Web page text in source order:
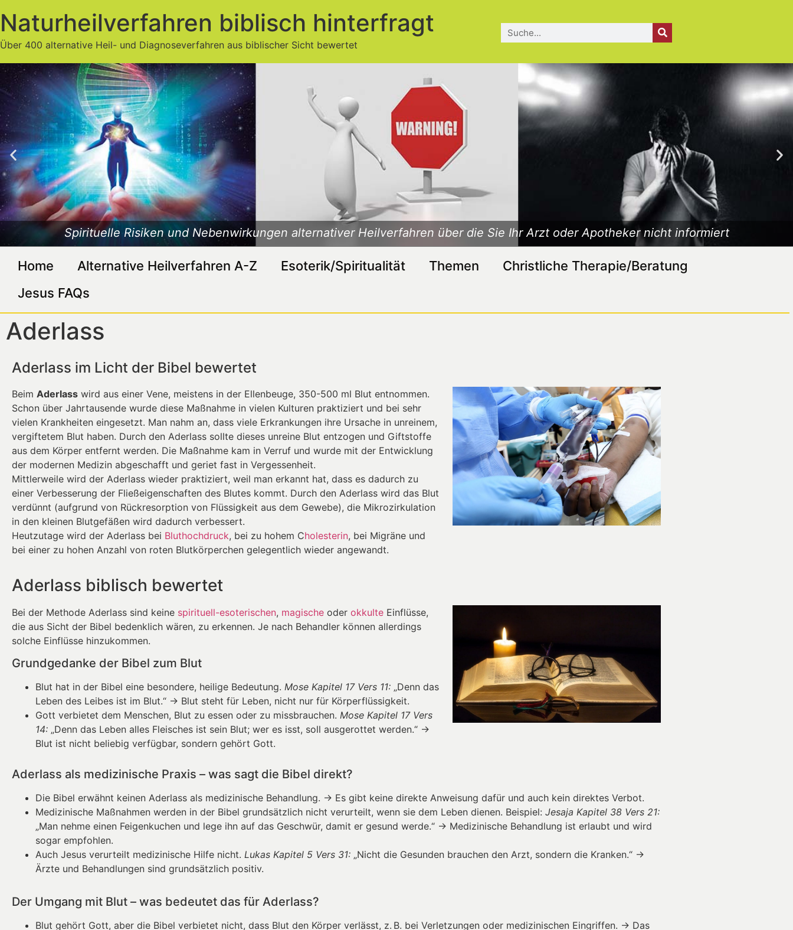
Naturheilverfahren biblisch hinterfragt
Über 400 alternative Heil- und Diagnoseverfahren aus biblischer Sicht bewertet
Spirituelle Risiken und Nebenwirkungen alternativer Heilverfahren über die Sie Ihr Arzt oder Apotheker nicht informiert
Home Alternative Heilverfahren A-Z Esoterik/Spiritualität Themen
Christliche Therapie/Beratung
Jesus FAQs
Aderlass
Aderlass im Licht der Bibel bewertet
Beim Aderlass wird aus einer Vene, meistens in der Ellenbeuge, 350-500 ml Blut entnommen.
Schon über Jahrtausende wurde diese Maßnahme in vielen Kulturen praktiziert und bei sehr
vielen Krankheiten eingesetzt. Man nahm an, dass viele Erkrankungen ihre Ursache in unreinem,
vergiftetem Blut haben. Durch den Aderlass sollte dieses unreine Blut entzogen und Giftstoffe
aus dem Körper entfernt werden. Die Maßnahme kam in Verruf und wurde mit der Entwicklung
der modernen Medizin abgeschafft und geriet fast in Vergessenheit.
Mittlerweile wird der Aderlass wieder praktiziert, weil man erkannt hat, dass es dadurch zu
einer Verbesserung der Fließeigenschaften des Blutes kommt. Durch den Aderlass wird das Blut
verdünnt (aufgrund von Rückresorption von Flüssigkeit aus dem Gewebe), die Mikrozirkulation
in den kleinen Blutgefäßen wird dadurch verbessert.
Heutzutage wird der Aderlass bei Bluthochdruck, bei zu hohem Cholesterin, bei Migräne und
bei einer zu hohen Anzahl von roten Blutkörperchen gelegentlich wieder angewandt.
Aderlass biblisch bewertet
Bei der Methode Aderlass sind keine spirituell-esoterischen, magische oder okkulte Einflüsse,
die aus Sicht der Bibel bedenklich wären, zu erkennen. Je nach Behandler können allerdings
solche Einflüsse hinzukommen.
Grundgedanke der Bibel zum Blut
Blut hat in der Bibel eine besondere, heilige Bedeutung. Mose Kapitel 17 Vers 11: „Denn das
Leben des Leibes ist im Blut.“ → Blut steht für Leben, nicht nur für Körperflüssigkeit.
Gott verbietet dem Menschen, Blut zu essen oder zu missbrauchen. Mose Kapitel 17 Vers
14: „Denn das Leben alles Fleisches ist sein Blut; wer es isst, soll ausgerottet werden.“ →
Blut ist nicht beliebig verfügbar, sondern gehört Gott.
Aderlass als medizinische Praxis – was sagt die Bibel direkt?
Die Bibel erwähnt keinen Aderlass als medizinische Behandlung. → Es gibt keine direkte Anweisung dafür und auch kein direktes Verbot.
Medizinische Maßnahmen werden in der Bibel grundsätzlich nicht verurteilt, wenn sie dem Leben dienen. Beispiel: Jesaja Kapitel 38 Vers 21:
„Man nehme einen Feigenkuchen und lege ihn auf das Geschwür, damit er gesund werde.“ → Medizinische Behandlung ist erlaubt und wird
sogar empfohlen.
Auch Jesus verurteilt medizinische Hilfe nicht. Lukas Kapitel 5 Vers 31: „Nicht die Gesunden brauchen den Arzt, sondern die Kranken.“ →
Ärzte und Behandlungen sind grundsätzlich positiv.
Der Umgang mit Blut – was bedeutet das für Aderlass?
Blut gehört Gott, aber die Bibel verbietet nicht, dass Blut den Körper verlässt, z. B. bei Verletzungen oder medizinischen Eingriffen. → Das